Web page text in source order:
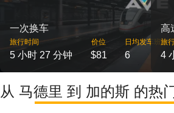
一次换车
旅行时间
5 小时 27 分钟
价位
$81
日均发车班次
6
高
旅
4
从 马德里 到 加的斯 的热